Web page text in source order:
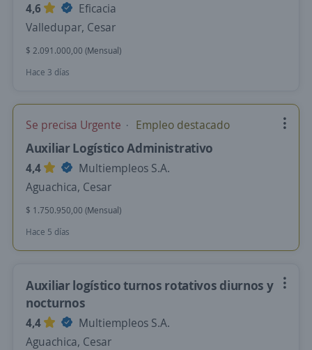
4,6
Eficacia
Valledupar, Cesar
$ 2.091.000,00 (Mensual)
Hace 3 días
Se precisa Urgente Empleo destacado
Auxiliar Logístico Administrativo
4,4
Multiempleos S.A.
Aguachica, Cesar
$ 1.750.950,00 (Mensual)
Hace 5 días
Auxiliar logístico turnos rotativos diurnos y
nocturnos
4,4
Multiempleos S.A.
Aguachica, Cesar